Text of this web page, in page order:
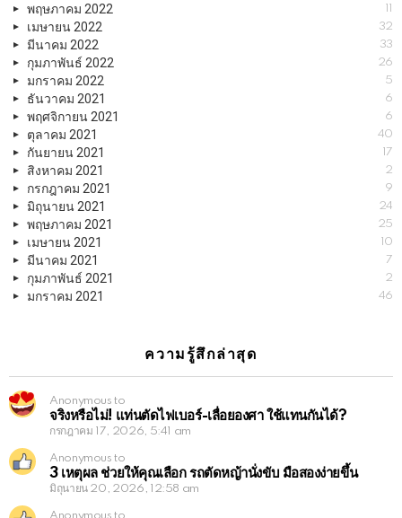
พฤษภาคม 2022 11
เมษายน 2022 32
มีนาคม 2022 33
กุมภาพันธ์ 2022 26
มกราคม 2022 5
ธันวาคม 2021 6
พฤศจิกายน 2021 6
ตุลาคม 2021 40
กันยายน 2021 17
สิงหาคม 2021 2
กรกฎาคม 2021 9
มิถุนายน 2021 24
พฤษภาคม 2021 25
เมษายน 2021 10
มีนาคม 2021 7
กุมภาพันธ์ 2021 2
มกราคม 2021 46
ความรู้สึกล่าสุด
Anonymous to
จริงหรือไม่! แท่นตัดไฟเบอร์-เลื่อยองศา ใช้แทนกันได้?
กรกฎาคม 17, 2026, 5:41 am
Anonymous to
3 เหตุผล ช่วยให้คุณเลือก รถตัดหญ้านั่งขับ มือสองง่ายขึ้น
มิถุนายน 20, 2026, 12:58 am
Anonymous to